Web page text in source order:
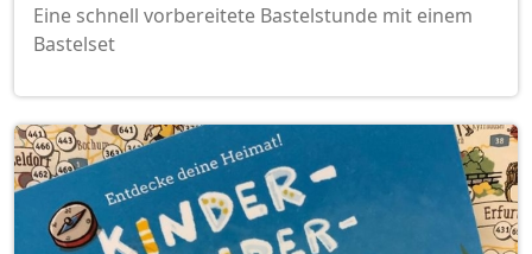
Eine schnell vorbereitete Bastelstunde mit einem
Bastelset